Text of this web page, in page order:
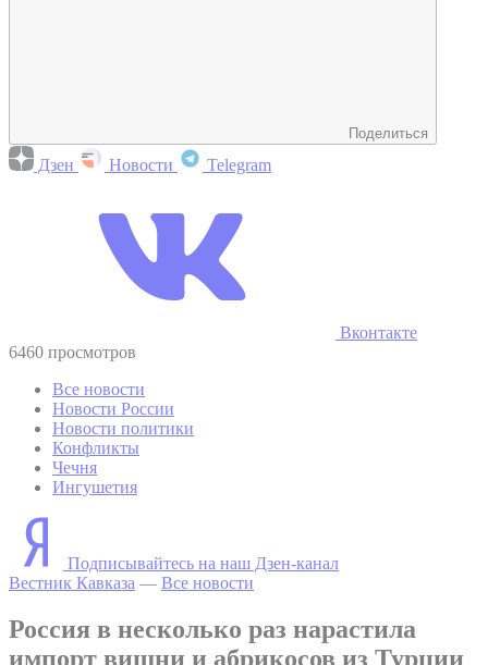
Поделиться
Дзен Новости Telegram
Вконтакте
6460 просмотров
Все новости
Новости России
Новости политики
Конфликты
Чечня
Ингушетия
Подписывайтесь на наш Дзен-канал
Вестник Кавказа — Все новости
Россия в несколько раз нарастила
импорт вишни и абрикосов из Турции